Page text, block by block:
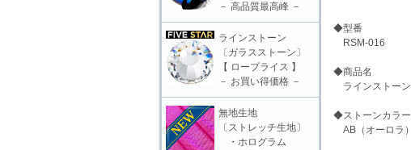
◆型番
RSM-016
◆商品名
ラインストーン
◆ストーンカラー
AB（オーロラ）
－ 高品質最高峰 －
ラインストーン
〔ガラスストーン〕
【 ロープライス 】
－ お買い得価格 －
無地生地
〔ストレッチ生地〕
・ホログラム